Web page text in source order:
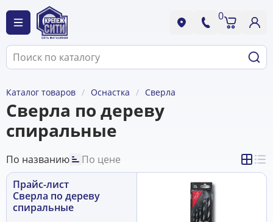
0
Каталог товаров Оснастка Сверла
Сверла по дереву
спиральные
По названию
По цене
Прайс-лист
Сверла по дереву
спиральные